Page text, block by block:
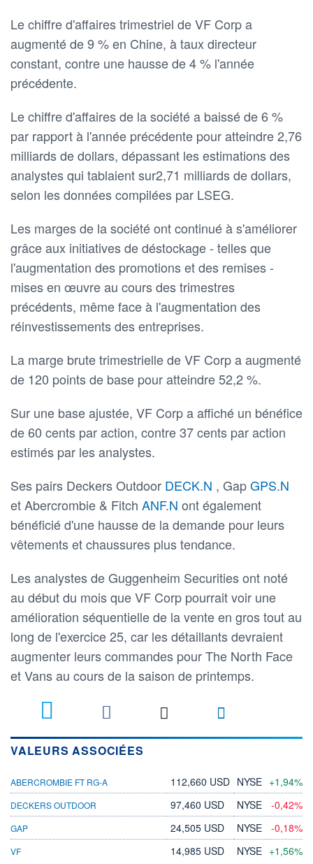
Le chiffre d'affaires trimestriel de VF Corp a
augmenté de 9 % en Chine, à taux directeur
constant, contre une hausse de 4 % l'année
précédente.
Le chiffre d'affaires de la société a baissé de 6 %
par rapport à l'année précédente pour atteindre 2,76
milliards de dollars, dépassant les estimations des
analystes qui tablaient sur2,71 milliards de dollars,
selon les données compilées par LSEG.
Les marges de la société ont continué à s'améliorer
grâce aux initiatives de déstockage - telles que
l'augmentation des promotions et des remises -
mises en œuvre au cours des trimestres
précédents, même face à l'augmentation des
réinvestissements des entreprises.
La marge brute trimestrielle de VF Corp a augmenté
de 120 points de base pour atteindre 52,2 %.
Sur une base ajustée, VF Corp a affiché un bénéfice
de 60 cents par action, contre 37 cents par action
estimés par les analystes.
Ses pairs Deckers Outdoor DECK.N , GapGPS.N
et Abercrombie & Fitch ANF.N ont également
bénéficié d'une hausse de la demande pour leurs
vêtements et chaussures plus tendance.
Les analystes de Guggenheim Securities ont noté
au début du mois que VF Corp pourrait voir une
amélioration séquentielle de la vente en gros tout au
long de l'exercice 25, car les détaillants devraient
augmenter leurs commandes pour The North Face
et Vans au cours de la saison de printemps.
VALEURS ASSOCIÉES
ABERCROMBIE FT RG-A 112,660 USD NYSE +1,94%
DECKERS OUTDOOR 97,460 USD NYSE -0,42%
GAP 24,505 USD NYSE -0,18%
VF 14,985 USD NYSE +1,56%